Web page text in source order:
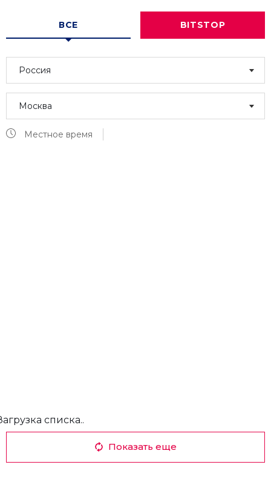
ВСЕ BITSTOP
Россия
Москва
Местное время
списка..
Показать еще